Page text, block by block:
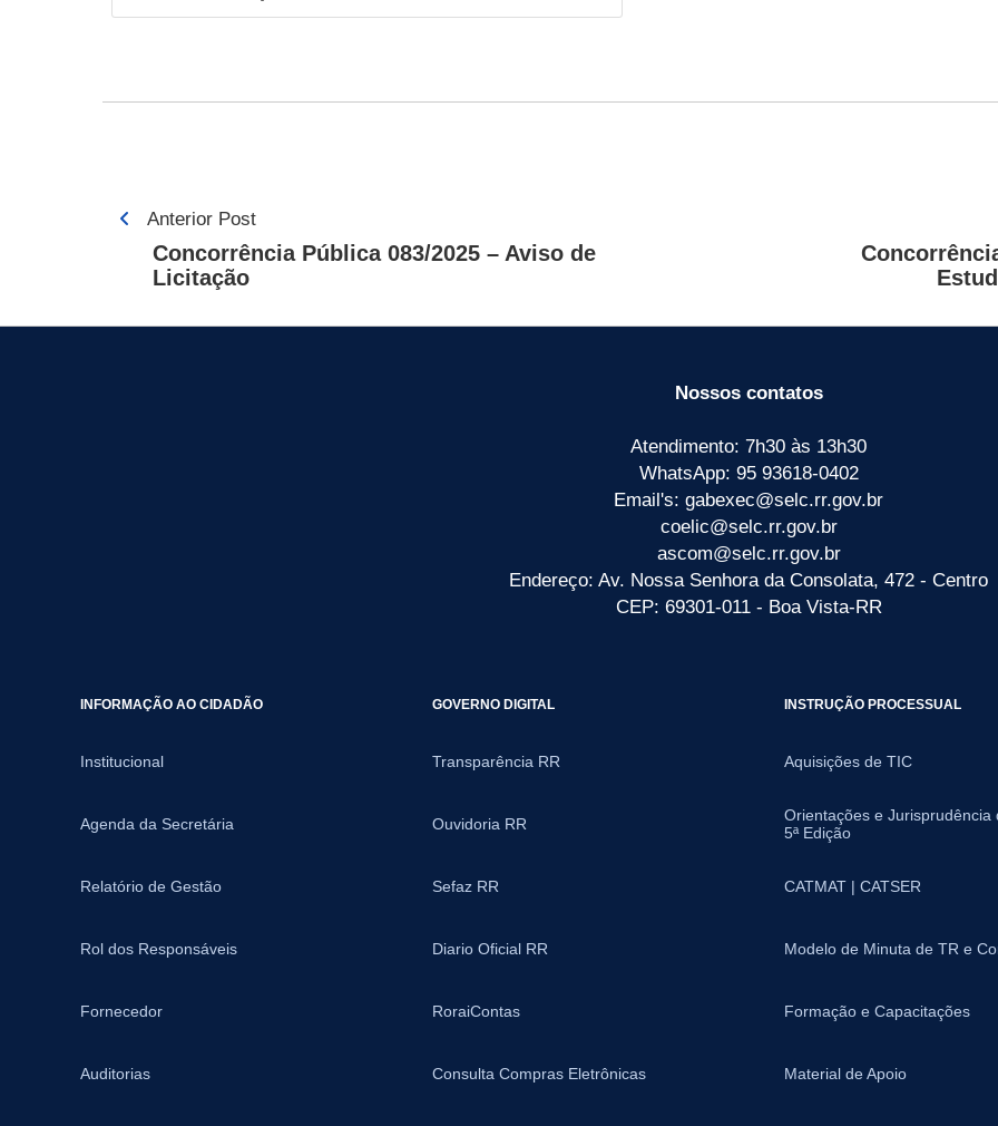
Navegação
Anterior Post
Concorrência Pública 083/2025 – Aviso de
Licitação
Nossos contatos
Atendimento: 7h30 às 13h30
WhatsApp: 95 93618-0402
Email's: gabexec@selc.rr.gov.br
coelic@selc.rr.gov.br
ascom@selc.rr.gov.br
Endereço: Av. Nossa Senhora da Consolata, 472 - Centro
CEP: 69301-011 - Boa Vista-RR
INFORMAÇÃO AO CIDADÃO
Institucional
Agenda da Secretária
Relatório de Gestão
Rol dos Responsáveis
Fornecedor
Auditorias
GOVERNO DIGITAL
Transparência RR
Ouvidoria RR
Sefaz RR
Diario Oficial RR
RoraiContas
Consulta Compras Eletrônicas
INSTRUÇÃO PROCESSUAL
Aquisições de TIC
Orientações e Jurisprudência
5ª Edição
CATMAT | CATSER
Modelo de Minuta de TR e
Formação e Capacitações
Material de Apoio